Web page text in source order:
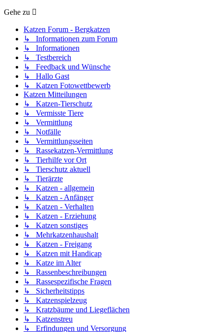
Gehe zu
Katzen Forum - Bergkatzen
↳ Informationen zum Forum
↳ Informationen
↳ Testbereich
↳ Feedback und Wünsche
↳ Hallo Gast
↳ Katzen Fotowettbewerb
Katzen Mitteilungen
↳ Katzen-Tierschutz
↳ Vermisste Tiere
↳ Vermittlung
↳ Notfälle
↳ Vermittlungsseiten
↳ Rassekatzen-Vermittlung
↳ Tierhilfe vor Ort
↳ Tierschutz aktuell
↳ Tierärzte
↳ Katzen - allgemein
↳ Katzen - Anfänger
↳ Katzen - Verhalten
↳ Katzen - Erziehung
↳ Katzen sonstiges
↳ Mehrkatzenhaushalt
↳ Katzen - Freigang
↳ Katzen mit Handicap
↳ Katze im Alter
↳ Rassenbeschreibungen
↳ Rassespezifische Fragen
↳ Sicherheitstipps
↳ Katzenspielzeug
↳ Kratzbäume und Liegeflächen
↳ Katzenstreu
↳ Erfindungen und Versorgung